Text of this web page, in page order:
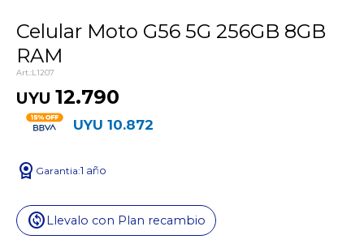
Celular Moto G56 5G 256GB 8GB
RAM
L1207
UYU 12.790
UYU 10.872
license 1 año
change_circleLlevalo con Plan recambio